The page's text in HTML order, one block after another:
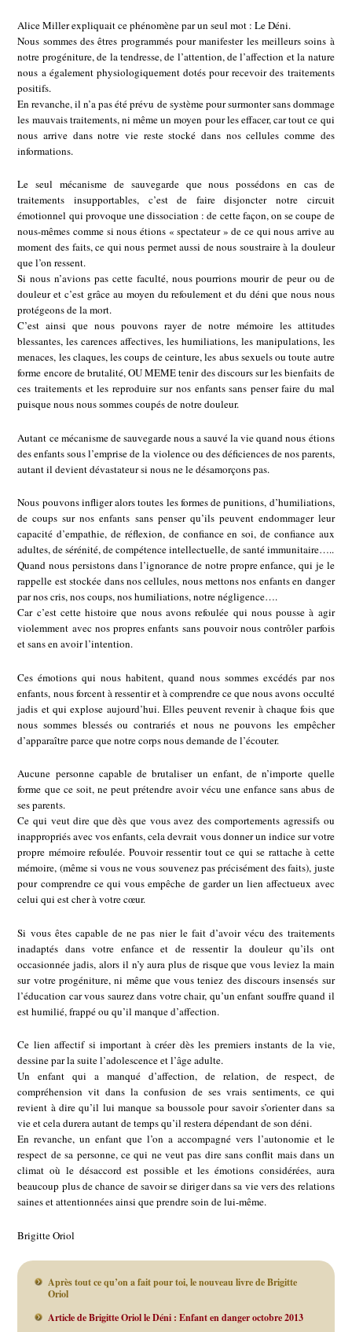
Alice Miller expliquait ce phénomène par un seul mot : Le Déni.
Nous sommes des êtres programmés pour manifester les meilleurs soins à
notre progéniture, de la tendresse, de l’attention, de l’affection et la nature
nous a également physiologiquement dotés pour recevoir des traitements
positifs.
En revanche, il n’a pas été prévu de système pour surmonter sans dommage
les mauvais traitements, ni même un moyen pour les effacer, car tout ce qui
nous arrive dans notre vie reste stocké dans nos cellules comme des
informations.
Le seul mécanisme de sauvegarde que nous possédons en cas de
traitements insupportables, c’est de faire disjoncter notre circuit
émotionnel qui provoque une dissociation : de cette façon, on se coupe de
nous-mêmes comme si nous étions « spectateur » de ce qui nous arrive au
moment des faits, ce qui nous permet aussi de nous soustraire à la douleur
que l’on ressent.
Si nous n’avions pas cette faculté, nous pourrions mourir de peur ou de
douleur et c’est grâce au moyen du refoulement et du déni que nous nous
protégeons de la mort.
C’est ainsi que nous pouvons rayer de notre mémoire les attitudes
blessantes, les carences affectives, les humiliations, les manipulations, les
menaces, les claques, les coups de ceinture, les abus sexuels ou toute autre
forme encore de brutalité, OU MEME tenir des discours sur les bienfaits de
ces traitements et les reproduire sur nos enfants sans penser faire du mal
puisque nous nous sommes coupés de notre douleur.
Autant ce mécanisme de sauvegarde nous a sauvé la vie quand nous étions
des enfants sous l’emprise de la violence ou des déficiences de nos parents,
autant il devient dévastateur si nous ne le désamorçons pas.
Nous pouvons infliger alors toutes les formes de punitions, d’humiliations,
de coups sur nos enfants sans penser qu’ils peuvent endommager leur
capacité d’empathie, de réflexion, de confiance en soi, de confiance aux
adultes, de sérénité, de compétence intellectuelle, de santé immunitaire…..
Quand nous persistons dans l’ignorance de notre propre enfance, qui je le
rappelle est stockée dans nos cellules, nous mettons nos enfants en danger
par nos cris, nos coups, nos humiliations, notre négligence….
Car c’est cette histoire que nous avons refoulée qui nous pousse à agir
violemment avec nos propres enfants sans pouvoir nous contrôler parfois
et sans en avoir l’intention.
Ces émotions qui nous habitent, quand nous sommes excédés par nos
enfants, nous forcent à ressentir et à comprendre ce que nous avons occulté
jadis et qui explose aujourd’hui. Elles peuvent revenir à chaque fois que
nous sommes blessés ou contrariés et nous ne pouvons les empêcher
d’apparaître parce que notre corps nous demande de l’écouter.
Aucune personne capable de brutaliser un enfant, de n’importe quelle
forme que ce soit, ne peut prétendre avoir vécu une enfance sans abus de
ses parents.
Ce qui veut dire que dès que vous avez des comportements agressifs ou
inappropriés avec vos enfants, cela devrait vous donner un indice sur votre
propre mémoire refoulée. Pouvoir ressentir tout ce qui se rattache à cette
mémoire, (même si vous ne vous souvenez pas précisément des faits), juste
pour comprendre ce qui vous empêche de garder un lien affectueux avec
celui qui est cher à votre cœur.
Si vous êtes capable de ne pas nier le fait d’avoir vécu des traitements
inadaptés dans votre enfance et de ressentir la douleur qu’ils ont
occasionnée jadis, alors il n’y aura plus de risque que vous leviez la main
sur votre progéniture, ni même que vous teniez des discours insensés sur
l’éducation car vous saurez dans votre chair, qu’un enfant souffre quand il
est humilié, frappé ou qu’il manque d’affection.
Ce lien affectif si important à créer dès les premiers instants de la vie,
dessine par la suite l’adolescence et l’âge adulte.
Un enfant qui a manqué d’affection, de relation, de respect, de
compréhension vit dans la confusion de ses vrais sentiments, ce qui
revient à dire qu’il lui manque sa boussole pour savoir s’orienter dans sa
vie et cela durera autant de temps qu’il restera dépendant de son déni.
En revanche, un enfant que l’on a accompagné vers l’autonomie et le
respect de sa personne, ce qui ne veut pas dire sans conflit mais dans un
climat où le désaccord est possible et les émotions considérées, aura
beaucoup plus de chance de savoir se diriger dans sa vie vers des relations
saines et attentionnées ainsi que prendre soin de lui-même.
Brigitte Oriol
Après tout ce qu’on a fait pour toi, le nouveau livre de Brigitte
Oriol
Article de Brigitte Oriol le Déni : Enfant en danger octobre 2013